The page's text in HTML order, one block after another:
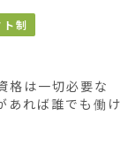
ト制
格は一切必要な
あれば誰でも働け